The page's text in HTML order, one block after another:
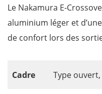
Le Nakamura E-
aluminium léger et
de confort lors des
Cadre Type